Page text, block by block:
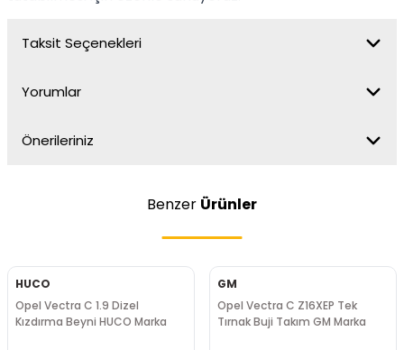
Taksit Seçenekleri
Yorumlar
Önerileriniz
Benzer Ürünler
HUCO
Opel Vectra C 1.9 Dizel
Kızdırma Beyni HUCO Marka
GM
Opel Vectra C Z16XEP Tek
Tırnak Buji Takım GM Marka